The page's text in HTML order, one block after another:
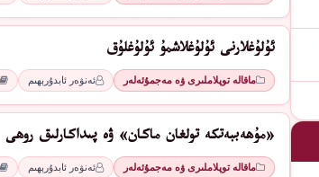
ئۇلۇغلارنى ئۇلۇغلاشمۇ ئۇلۇغلۇق
ماقالە توپلاملىرى ۋە مەجمۇئەلەر ئەنۋەر ئابدۇرېھىم
«مۇھەببەتكە تولغان ماكان» ۋە پىداكارلىق روھى
ماقالە توپلاملىرى ۋە مەجمۇئەلەر ئەنۋەر ئابدۇرېھىم